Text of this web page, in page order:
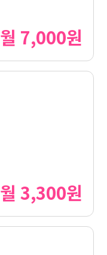
월 7,000원
월 3,300원